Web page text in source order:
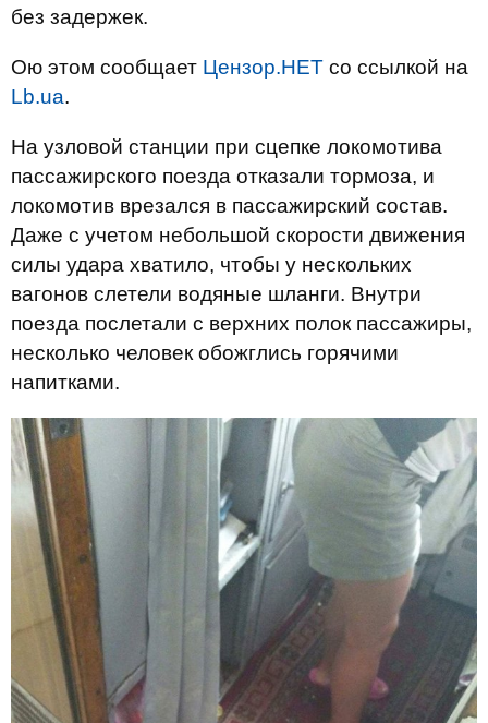
без задержек.
Ою этом сообщает Цензор.НЕТ со ссылкой на
Lb.ua.
На узловой станции при сцепке локомотива
пассажирского поезда отказали тормоза, и
локомотив врезался в пассажирский состав.
Даже с учетом небольшой скорости движения
силы удара хватило, чтобы у нескольких
вагонов слетели водяные шланги. Внутри
поезда послетали с верхних полок пассажиры,
несколько человек обожглись горячими
напитками.